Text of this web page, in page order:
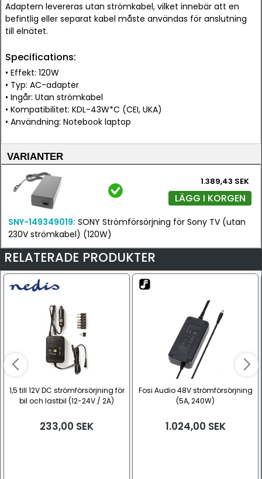
Adaptern levereras utan strömkabel, vilket innebär att en
befintlig eller separat kabel måste användas för anslutning
till elnätet.
Specifications:
• Effekt: 120W
• Typ: AC-adapter
• Ingår: Utan strömkabel
• Kompatibilitet: KDL-43W*C (CEI, UKA)
• Användning: Notebook laptop
VARIANTER
1.389,43 SEK
LÄGG I KORGEN
SNY-149349019: SONY Strömförsörjning för Sony TV (utan
230V strömkabel) (120W)
RELATERADE PRODUKTER
1,5 till 12V DC strömförsörjning för
bil och lastbil (12-24V / 2A)
233,00 SEK
Fosi Audio 48V strömförsörjning
(5A, 240W)
1.024,00 SEK